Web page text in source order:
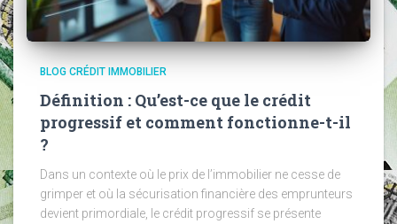
BLOG CRÉDIT IMMOBILIER
Définition : Qu’est-ce que le crédit
progressif et comment fonctionne-t-il
?
Dans un contexte où le prix de l’immobilier ne cesse de
grimper et où la sécurisation financière des emprunteurs
devient primordiale, le crédit progressif se présente